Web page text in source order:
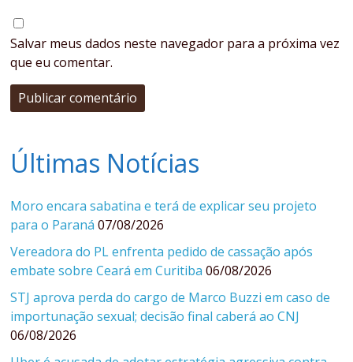
Salvar meus dados neste navegador para a próxima vez
que eu comentar.
Últimas Notícias
Moro encara sabatina e terá de explicar seu projeto
para o Paraná 07/08/2026
Vereadora do PL enfrenta pedido de cassação após
embate sobre Ceará em Curitiba 06/08/2026
STJ aprova perda do cargo de Marco Buzzi em caso de
importunação sexual; decisão final caberá ao CNJ
06/08/2026